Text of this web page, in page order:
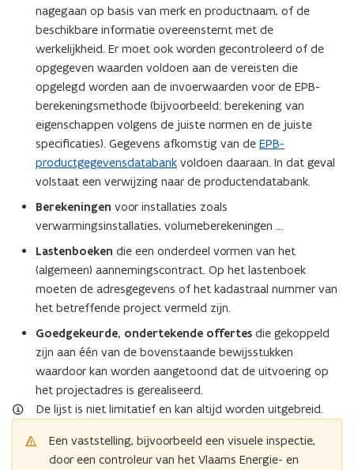
nagegaan op basis van merk en productnaam, of de
beschikbare informatie overeenstemt met de
werkelijkheid. Er moet ook worden gecontroleerd of de
opgegeven waarden voldoen aan de vereisten die
opgelegd worden aan de invoerwaarden voor de EPB-
berekeningsmethode (bijvoorbeeld: berekening van
eigenschappen volgens de juiste normen en de juiste
specificaties). Gegevens afkomstig van de EPB-
productgegevensdatabank voldoen daaraan. In dat geval
volstaat een verwijzing naar de productendatabank.
Berekeningen voor installaties zoals
verwarmingsinstallaties, volumeberekeningen …
Lastenboeken die een onderdeel vormen van het
(algemeen) aannemingscontract. Op het lastenboek
moeten de adresgegevens of het kadastraal nummer van
het betreffende project vermeld zijn.
Goedgekeurde, ondertekende offertes die gekoppeld
zijn aan één van de bovenstaande bewijsstukken
waardoor kan worden aangetoond dat de uitvoering op
het projectadres is gerealiseerd.
De lijst is niet limitatief en kan altijd worden uitgebreid.
Een vaststelling, bijvoorbeeld een visuele inspectie,
door een controleur van het Vlaams Energie- en